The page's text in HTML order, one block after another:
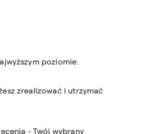
poziomie:
zrealizować i utrzymać
- Twój wybrany